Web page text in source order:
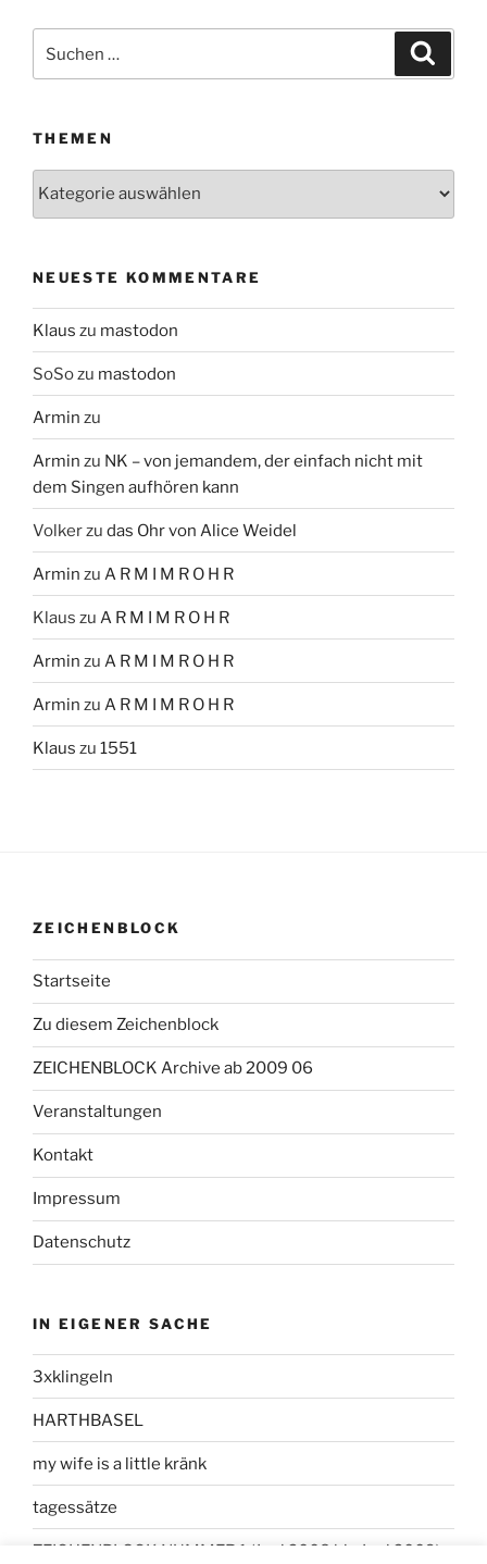
THEMEN
Themen
NEUESTE KOMMENTARE
Klaus zu mastodon
SoSozu mastodon
Armin zu
Armin zu NK – von jemandem, der einfach nicht mit
dem Singen aufhören kann
Volkerzu das Ohr von Alice Weidel
Armin zu A R M I M R O H R
Klaus zu A R M I M R O H R
Armin zu A R M I M R O H R
Armin zu A R M I M R O H R
Klaus zu 1551
ZEICHENBLOCK
Startseite
Zu diesem Zeichenblock
ZEICHENBLOCK Archive ab 2009 06
Veranstaltungen
Kontakt
Impressum
Datenschutz
IN EIGENER SACHE
3xklingeln
HARTHBASEL
my wife is a little kränk
tagessätze
ZEICHENBLOCK NUMMER 1 (Juni 2008 bis Juni 2009)